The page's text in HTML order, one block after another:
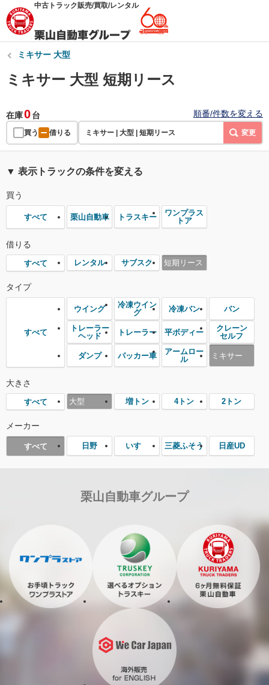
中古トラック販売/買取/レンタル
ミキサー 大型
ミキサー 大型 短期リース
在庫0台 順番/件数を変える
買う 借りる ミキサー | 大型 | 短期リース 変更
▼ 表示トラックの条件を変える
買う
すべて 栗山自動車 トラスキー
ワンプラス
トア
借りる
すべて レンタル サブスク 短期リース
タイプ
すべて
ウイング
冷凍ウイン
グ
冷凍バン バン
トレーラー
ヘッド
トレーラー 平ボディー
クレーン
セルフ
ダンプ パッカー車
アームロー
ル
ミキサー
大きさ
すべて 大型 増トン 4トン 2トン
メーカー
すべて 日野 いすゞ 三菱ふそう 日産UD
栗山自動車グループ